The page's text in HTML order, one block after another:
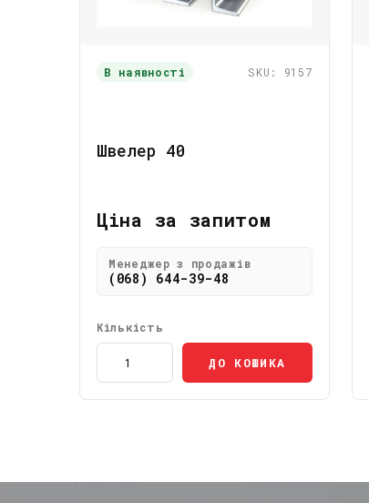
В наявності SKU: 9157
Швелер 40
Ціна за запитом
Менеджер з продажів
(068) 644-39-48
Кількість
ДО КОШИКА